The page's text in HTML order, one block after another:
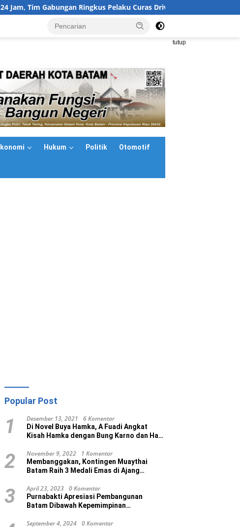
Tim Gabungan Ringkus Pelaku Curas Driver Ojol di Sekupang
tutup
<
Hukum Politik Otomotif
Popular Post
1 Desember 13, 2021 6 Komentar
Di Novel Buya Hamka, A Fuadi Angkat
Kisah Hamka dengan Bung Karno dan Haji
2 November 9, 2022 1 Komentar
Membanggakan, Kontingen Muaythai
Batam Raih 3 Medali Emas di Ajang
3 April 23, 2023 0 Komentar
Purnabakti Apresiasi Pembangunan
Batam Dibawah Kepemimpinan
September 4, 2024 0 Komentar